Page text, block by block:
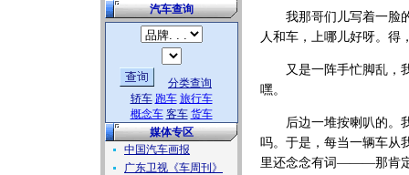
汽车查询
分类查询
轿车 跑车 旅行车
概念车 客车 货车
媒体专区
中国汽车画报
广东卫视《车周刊》
我那哥们儿写着一脸的
人和车，上哪儿好呀。得
又是一阵手忙脚乱，
嘿。
后边一堆按喇叭的。我
吗。于是，每当一辆车从
里还念念有词———那肯